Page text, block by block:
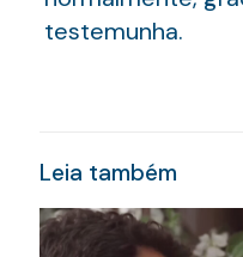
testemunha.
Leia também